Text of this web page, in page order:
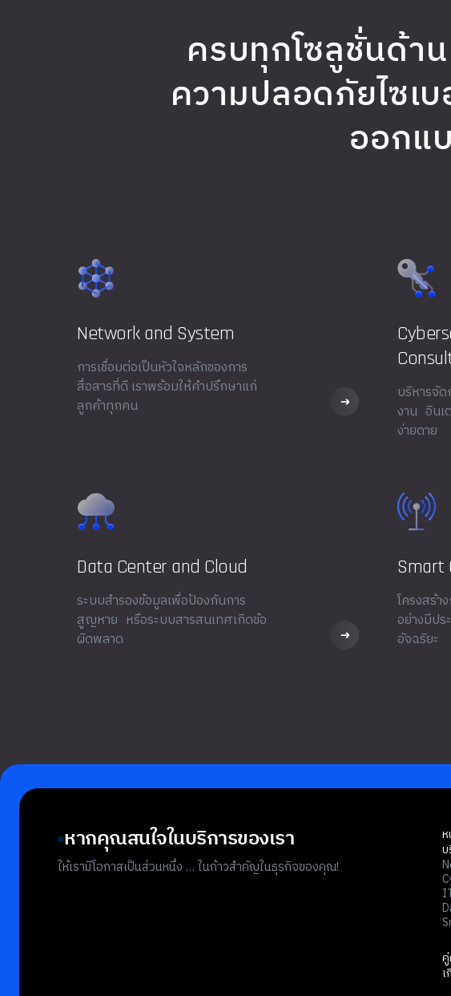
ครบทุกโซลูชั่นด้า
ความปลอดภัยไซเ
ออกแ
Network and System
การเชื่อมต่อเป็นหัวใจหลักของการ
สื่อสารที่ดี เราพร้อมให้คำปรึกษาแก่
ลูกค้าทุกคน
บริหารจั
งาน อินเ
ง่ายดาย
Data Center and Cloud
ระบบสำรองข้อมูลเพื่อป้องกันการ
สูญหาย หรือระบบสารสนเทศเกิดข้อ
ผิดพลาด
Smart
โครงสร้า
อย่างมีป
อัจฉริยะ
หากคุณสนใจในบริการของเรา
ให้เรามีโอกาสเป็นส่วนหนึ่ง … ในก้าวสำคัญในธุรกิจของคุณ!